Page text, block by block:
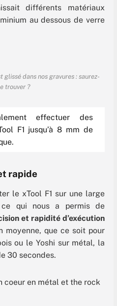
différents matériaux
au dessous de verre
glissé dans nos gravures : saurez-
trouver ?
effectuer des
F1 jusqu’à 8 mm de
rapide
le xTool F1 sur une large
ce qui nous a permis de
et rapidité d’exécution
moyenne, que ce soit pour
ou le Yoshi sur métal, la
30 secondes.